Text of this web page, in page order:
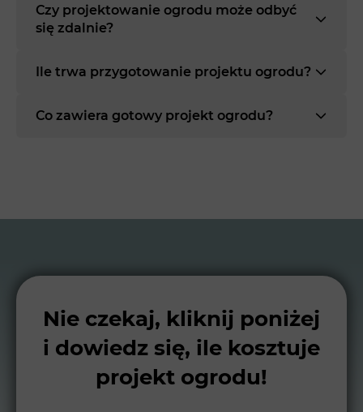
Czy projektowanie ogrodu może odbyć
się zdalnie?
Ile trwa przygotowanie projektu ogrodu?
Co zawiera gotowy projekt ogrodu?
Nie czekaj, kliknij poniżej
i dowiedz się, ile kosztuje
projekt ogrodu!